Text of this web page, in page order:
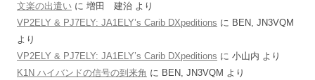
文楽の出遣い に 増田 建治 より
VP2ELY & PJ7ELY: JA1ELY’s Carib DXpeditions に BEN, JN3VQM
より
VP2ELY & PJ7ELY: JA1ELY’s Carib DXpeditions に 小山内 より
K1N ハイバンドの信号の到来角 に BEN, JN3VQM より